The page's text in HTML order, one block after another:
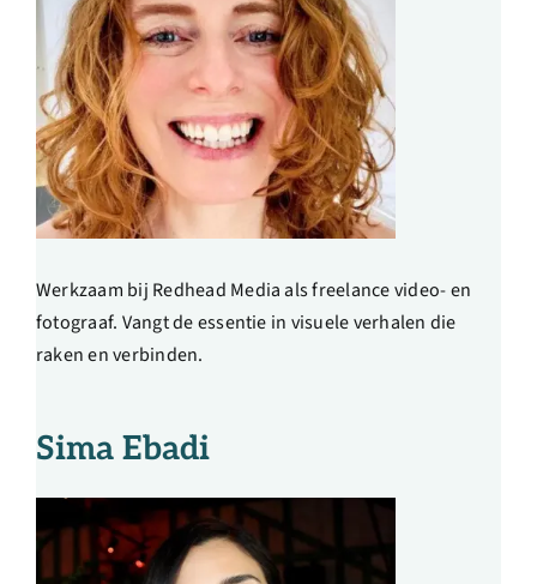
Werkzaam bij Redhead Media als freelance video- en
fotograaf. Vangt de essentie in visuele verhalen die
raken en verbinden.
Sima Ebadi